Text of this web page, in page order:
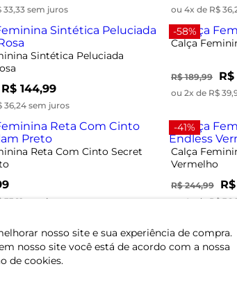
nosso site e sua experiência de compra.
nosso site você está de acordo com a nossa
de cookies.
33,33 sem juros ou 4x de R$
Sintética Peluciada
R$ 144,99
36,24 sem juros
-58%
Calça
R$ 189,99
ou 2x de R$
Reta Com Cinto Secret
33,12 sem juros
-41%
Calça
Vermelho
R$ 244,99
ou 4x de R$
Reta Alfaiataria Style Box
Calça